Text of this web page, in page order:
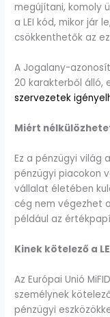
megújítani, komoly
a LEI kód, mikor jár
csökkenthetők az
A Jogalany-
20 karakterből álló,
szervezetek
Miért
Ez a pénzügyi világ
pénzügyi piacokon
vállalat életében
cég nem végezhet
például az
Kinek kötelező a
Az Európai Unió
személynek
pénzügyi